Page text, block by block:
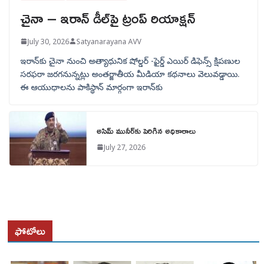
చైనా – ఇరాన్ డీల్‌పై ట్రంప్ రియాక్షన్
July 30, 2026 Satyanarayana AVV
ఇరాన్‌కు చైనా నుంచి అత్యాధునిక షోల్డర్‌ -ఫైర్డ్ ఎయిర్ డిఫెన్స్ క్షిపణుల
సరఫరా జరగనున్నట్లు అంతర్జాతీయ మీడియా కథనాలు వెలువడ్డాయి.
ఈ ఆయుధాలను పాకిస్థాన్‌ మార్గంగా ఇరాన్‌కు
అసిమ్ మునీర్‌కు పెరిగిన అధికారాలు
July 27, 2026
ఫోటోలు